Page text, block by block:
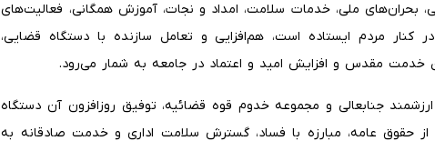
بحران‌های ملی، خدمات سلامت، امداد و نجات، آموزش همگانی، فعالیت‌های
در کنار مردم ایستاده است، هم‌افزایی و تعامل سازنده با دستگاه قضایی،
خدمت مقدس و افزایش امید و اعتماد در جامعه به شمار می‌رود.
جنابعالی و مجموعه خدوم قوه قضائیه، توفیق روزافزون آن دستگاه
از حقوق عامه، مبارزه با فساد، گسترش سلامت اداری و خدمت صادقانه به